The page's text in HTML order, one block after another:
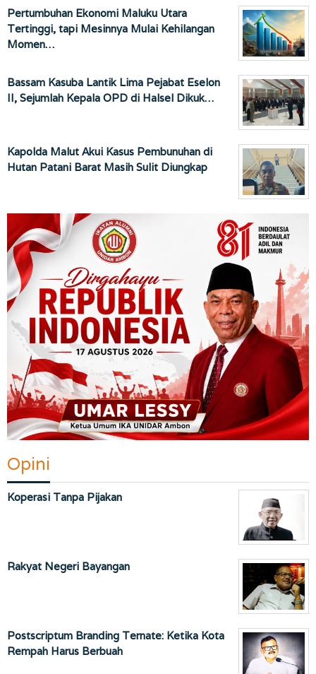
Pertumbuhan Ekonomi Maluku Utara
Tertinggi, tapi Mesinnya Mulai Kehilangan
Momen…
Bassam Kasuba Lantik Lima Pejabat Eselon
II, Sejumlah Kepala OPD di Halsel Dikuk…
Kapolda Malut Akui Kasus Pembunuhan di
Hutan Patani Barat Masih Sulit Diungkap
Opini
Koperasi Tanpa Pijakan
Rakyat Negeri Bayangan
Postscriptum Branding Ternate: Ketika Kota
Rempah Harus Berbuah